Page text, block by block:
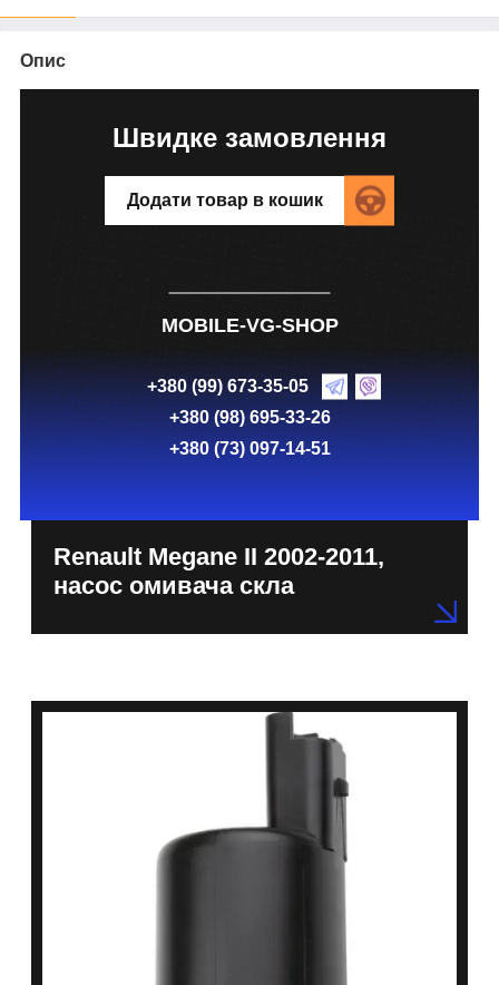
Опис
Швидке замовлення
Додати товар в кошик
MOBILE-VG-SHOP
+380 (99) 673-35-05
+380 (98) 695-33-26
+380 (73) 097-14-51
Renault Megane II 2002-2011,
насос омивача скла